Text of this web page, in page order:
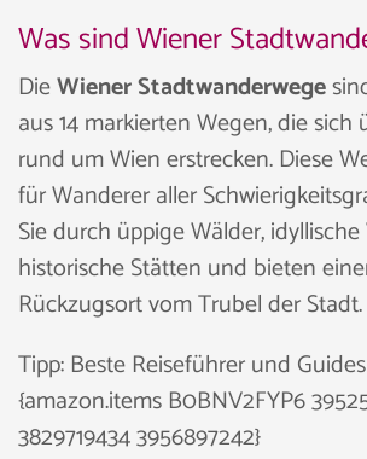
Was sind Wiener
DieWiener Stadtwanderwege
aus 14 markierten Wegen, die sich
rund um Wien erstrecken. Diese
für Wanderer aller
Sie durch üppige Wälder,
historische Stätten und bieten
Rückzugsort vom Trubel der Stadt.
Tipp: Beste Reiseführer und
{amazon.items B0BNV2FYP6
3829719434 3956897242}